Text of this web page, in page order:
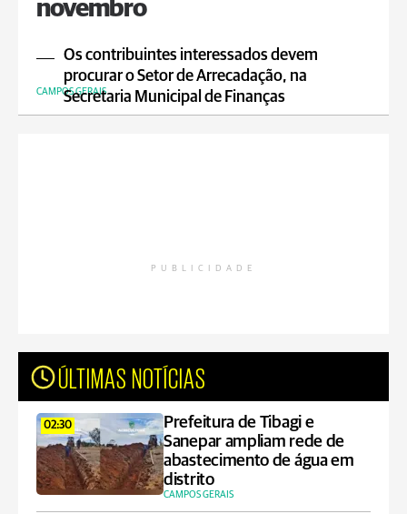
novembro
Os contribuintes interessados devem
procurar o Setor de Arrecadação, na
Secretaria Municipal de Finanças
CAMPOS GERAIS
PUBLICIDADE
ÚLTIMAS NOTÍCIAS
02:30
Prefeitura de Tibagi e
Sanepar ampliam rede de
abastecimento de água em
distrito
CAMPOS GERAIS